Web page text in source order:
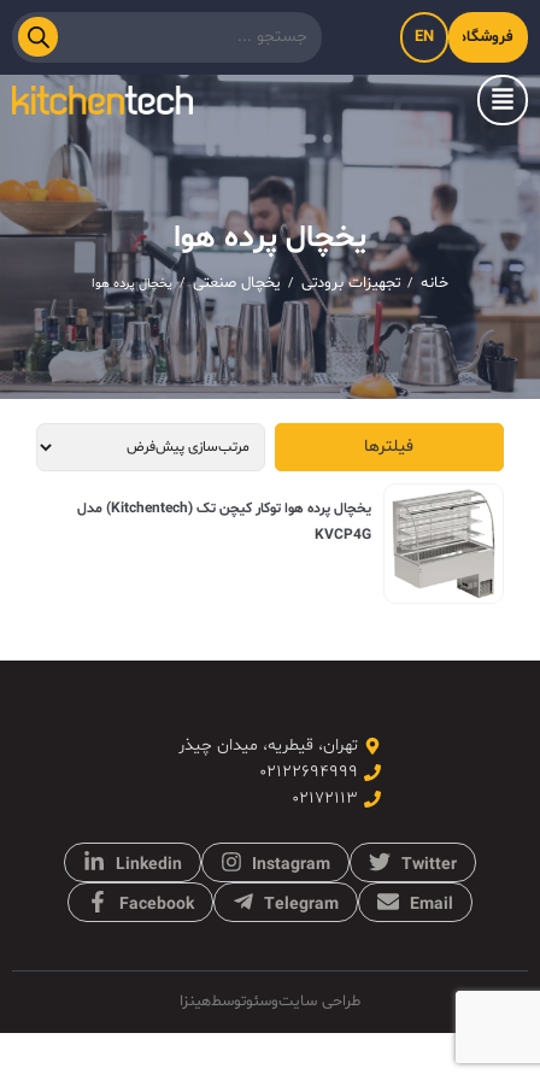
فروشگاه اینترنتی کیت‌لاین
EN
یخچال پرده هوا
خانه / تجهیزات برودتی / یخچال صنعتی / یخچال پرده هوا
فیلترها
یخچال پرده هوا توکار کیچن تک (Kitchentech) مدل
KVCP4G
تهران، قیطریه، میدان چیذر
۰۲۱۲۲۶۹۴۹۹۹
۰۲۱۷۲۱۱۳
Linkedin Instagram
Twitter
Facebook
Telegram Email
طراحی سایتوسئوتوسطهینزا